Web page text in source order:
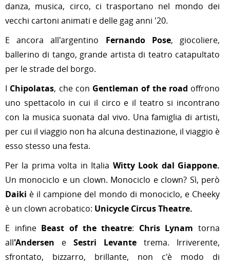
danza, musica, circo, ci trasportano nel mondo dei
vecchi cartoni animati e delle gag anni '20.
E ancora all'argentino Fernando Pose, giocoliere,
ballerino di tango, grande artista di teatro catapultato
per le strade del borgo.
I Chipolatas, che con Gentleman of the road offrono
uno spettacolo in cui il circo e il teatro si incontrano
con la musica suonata dal vivo. Una famiglia di artisti,
per cui il viaggio non ha alcuna destinazione, il viaggio è
esso stesso una festa.
Per la prima volta in Italia Witty Look dal Giappone.
Un monociclo e un clown. Monociclo e clown? Sì, però
Daiki è il campione del mondo di monociclo, e Cheeky
è un clown acrobatico: Unicycle Circus Theatre.
E infine Beast of the theatre: Chris Lynam torna
all'Andersen e Sestri Levante trema. Irriverente,
sfrontato, bizzarro, brillante, non c'è modo di